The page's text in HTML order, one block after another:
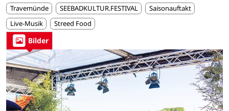
Travemünde SEEBADKULTUR.FESTIVAL
Saisonauftakt
Live-Musik
Streed Food
Bilder